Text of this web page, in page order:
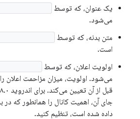
یک عنوان، که توسط
می‌شود.
متن بدنه، که توسط
است.
اولویت اعلان، که توسط
جای آن، اهمیت کانال را همانطور که
داده شده است، تنظیم کنید.